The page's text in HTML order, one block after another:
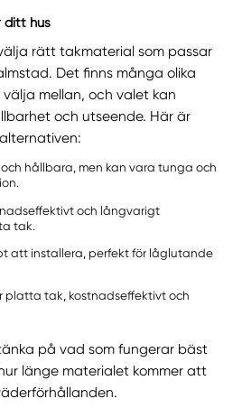
ditt hus
rätt takmaterial som passar
Det finns många olika
mellan, och valet kan
och utseende. Här är
hållbara, men kan vara tunga och
och långvarigt
tak.
att installera, perfekt för låglutande
platta tak, kostnadseffektivt och
på vad som fungerar bäst
länge materialet kommer att